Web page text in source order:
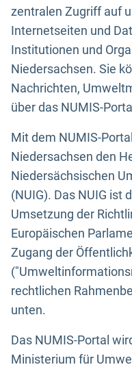
zentralen Zugriff auf
Internetseiten und
Institutionen und
Niedersachsen. Sie
Nachrichten,
über das NUMIS-
Mit dem NUMIS-
Niedersachsen den
Niedersächsischen
(NUIG). Das NUIG ist
Umsetzung der
Europäischen
Zugang der
rechtlichen
unten.
Das NUMIS-Portal
Ministerium für